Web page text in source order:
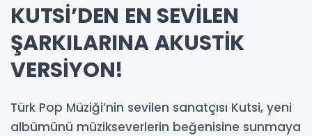
KUTSİ’DEN EN SEVİLEN
ŞARKILARINA AKUSTİK
VERSİYON!
Türk Pop Müziği’nin sevilen sanatçısı Kutsi, yeni
albümünü müzikseverlerin beğenisine sunmaya